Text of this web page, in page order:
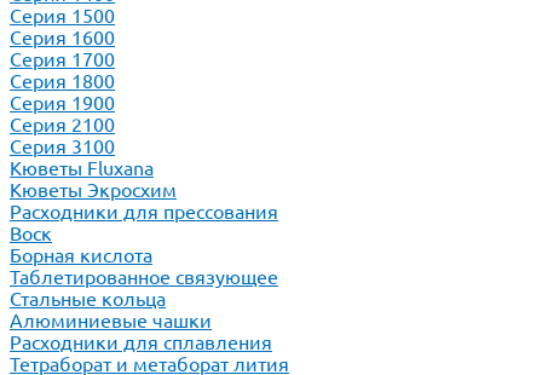
Серия 1500
Серия 1600
Серия 1700
Серия 1800
Серия 1900
Серия 2100
Серия 3100
Кюветы Fluxana
Кюветы Экросхим
Расходники для прессования
Воск
Борная кислота
Таблетированное связующее
Стальные кольца
Алюминиевые чашки
Расходники для сплавления
Тетраборат и метаборат лития